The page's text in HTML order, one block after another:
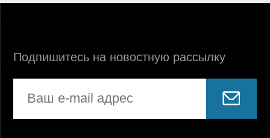
Подпишитесь на новостную рассылку